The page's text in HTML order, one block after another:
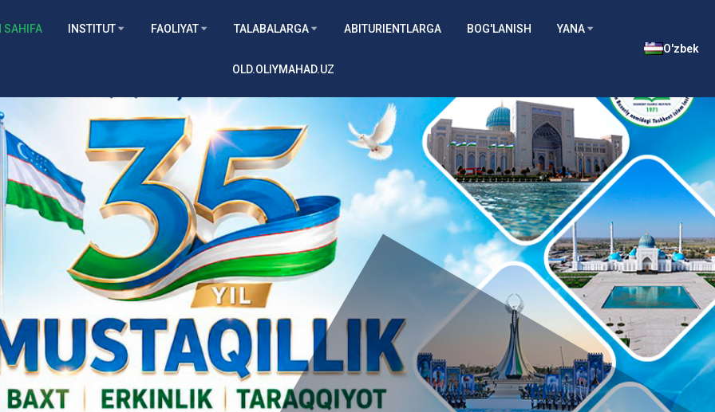
SAHIFA INSTITUT FAOLIYAT TALABALARGA ABITURIENTLARGA BOG'LANISH YANA
OLD.OLIYMAHAD.UZ
O'zbek